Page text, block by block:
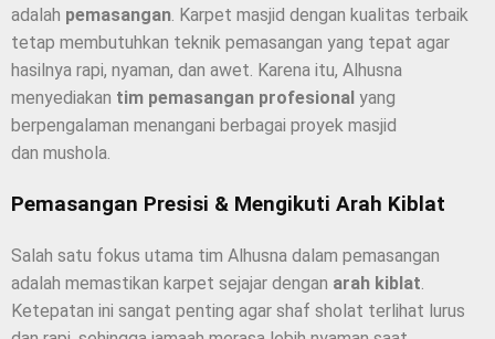
adalah pemasangan. Karpet masjid dengan kualitas terbaik
tetap membutuhkan teknik pemasangan yang tepat agar
hasilnya rapi, nyaman, dan awet. Karena itu, Alhusna
menyediakan tim pemasangan profesional yang
berpengalaman menangani berbagai proyek masjid
dan mushola.
Pemasangan Presisi & Mengikuti Arah Kiblat
Salah satu fokus utama tim Alhusna dalam pemasangan
adalah memastikan karpet sejajar dengan arah kiblat.
Ketepatan ini sangat penting agar shaf sholat terlihat lurus